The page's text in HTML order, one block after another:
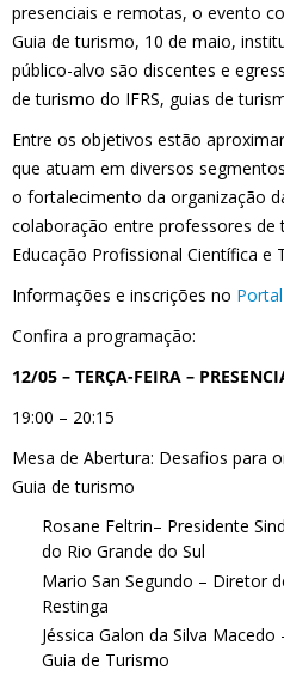
presenciais e remotas, o evento
Guia de turismo, 10 de maio,
público-alvo são discentes e
de turismo do IFRS, guias de
Entre os objetivos estão
que atuam em diversos
o fortalecimento da organização
colaboração entre professores de
Educação Profissional Científica e
Informações e inscrições no
Confira a programação:
12/05 – TERÇA-FEIRA –
19:00 – 20:15
Mesa de Abertura: Desafios para
Guia de turismo
Rosane Feltrin– Presidente
do Rio Grande do Sul
Mario San Segundo – Diretor
Restinga
Jéssica Galon da Silva
Guia de Turismo